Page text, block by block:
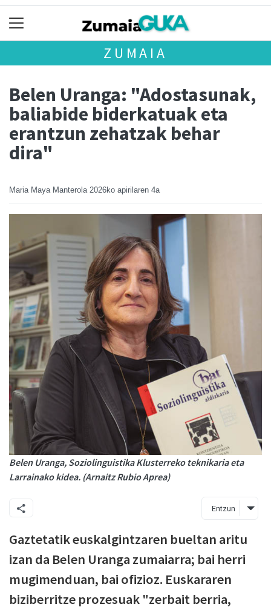
ZUMAIA
Belen Uranga: "Adostasunak,
baliabide biderkatuak eta
erantzun zehatzak behar
dira"
Maria Maya Manterola 2026ko apirilaren 4a
Belen Uranga, Soziolinguistika Klusterreko teknikaria eta
Larrainako kidea. (Arnaitz Rubio Aprea)
Entzun
Gaztetatik euskalgintzaren bueltan aritu
izan da Belen Uranga zumaiarra; bai herri
mugimenduan, bai ofizioz. Euskararen
biziberritze prozesuak "zerbait berria,